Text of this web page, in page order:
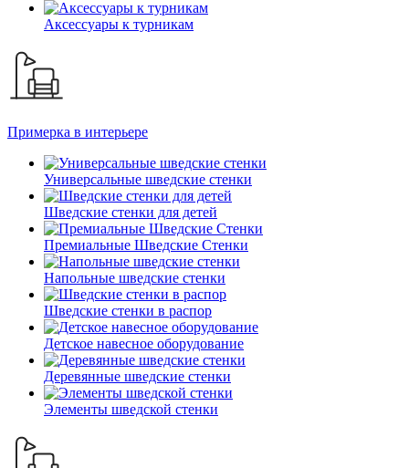
Аксессуары к турникам
Примерка в интерьере
Универсальные шведские стенки
Шведские стенки для детей
Премиальные Шведские Стенки
Напольные шведские стенки
Шведские стенки в распор
Детское навесное оборудование
Деревянные шведские стенки
Элементы шведской стенки